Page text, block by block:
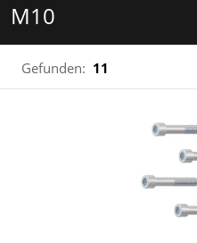
M10
Gefunden: 11